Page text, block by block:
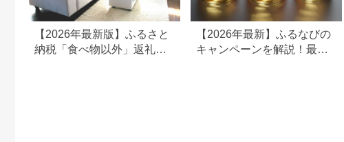
【2026年最新版】ふるさと
納税「食べ物以外」返礼品
【2026年最新】ふるなびの
キャンペーンを解説！最大